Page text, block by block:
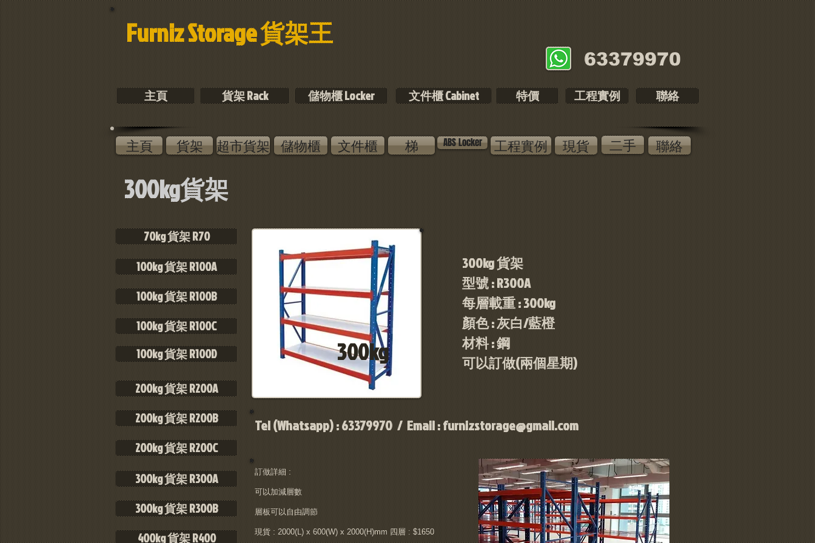
Furniz Storage 貨架王
​63379970
主頁 貨架 Rack 儲物櫃 Locker 文件櫃 Cabinet 特價 工程實例 聯絡
主頁 貨架 超市貨架 儲物櫃 文件櫃 梯 ABS Locker 工程實例 現貨 二手 聯絡
300kg貨架
70kg 貨架 R70
100kg 貨架 R100A
100kg 貨架 R100B
100kg 貨架 R100C
100kg 貨架 R100D
200kg 貨架 R200A
200kg 貨架 R200B
200kg 貨架 R200C
300kg 貨架 R300A
300kg 貨架 R300B
400kg 貨架 R400
300kg
300kg 貨架
型號 : R300A
每層載重 : 300kg
顏色 : 灰白/藍橙
材料 : 鋼
可以訂做(兩個星期)
Tel (Whatsapp) : 63379970 / Email :furnizstorage@gmail.com
​訂做詳細 :
可以加減層數
層板可以自由調節
​現貨 : 2000(L) x 600(W) x 2000(H)mm 四層 : $1650